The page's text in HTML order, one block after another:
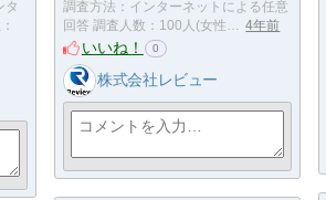
タ
調査方法：インターネットによる任意
回答 調査人数：100人(女性…
4年前
いいね！ 0
株式会社レビュー